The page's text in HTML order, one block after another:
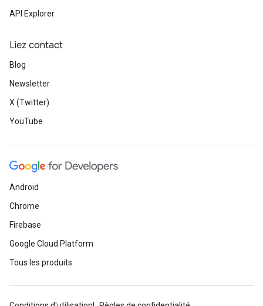
API Explorer
Liez contact
Blog
Newsletter
X (Twitter)
YouTube
Android
Chrome
Firebase
Google Cloud Platform
Tous les produits